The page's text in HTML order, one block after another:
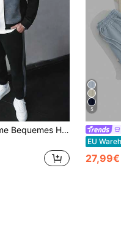
Manfinity Homme Bequemes Herren Jacken-Set in Schwarz und Grau mit Kontrastfarben, lässiges Zweiteiler-Set für Herbst/Winter, Strickset für Herren, Jogginganzug für Herren, Freizeit, Wochenendtrips, Outdoor-Aktivitäten, Reisen, entspannte Arbeitsumgebungen, Geschenk für Freund/Ehemann, Jahrestag/Geburtstag, Party, Sommerurlaub, Feiertage, Silvester, Hochzeit, Valentinstag, Freizeit-Sets für Herren, Trainingsanzug für Herren, Set für Frühling/Herbst
5
27,99€